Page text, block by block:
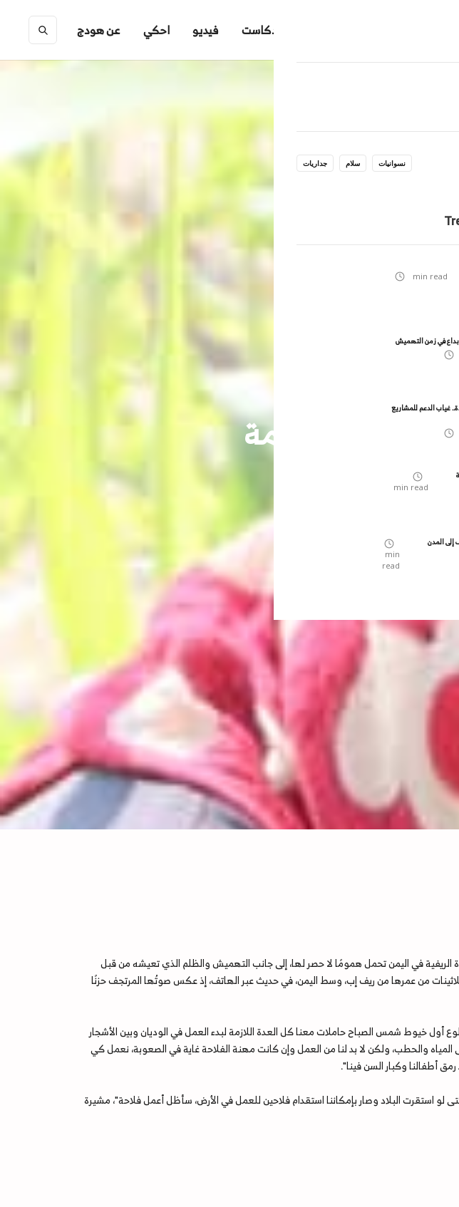
عن هودج احكي فيديو بودكاست
جداريات سلام نسوانيات
min read
في زمن التهميش
غياب الدعم للمشاريع
min read
min
read
مأساة متفاقمة
الريفية في اليمن تحمل همومًا لا حصر لها، إلى جانب التهميش والظلم الذي تعيشه من قبل
من عمرها من ريف إب، وسط اليمن، في حديث عبر الهاتف، إذ عكس صوتُها المرتجف حزنًا
خيوط شمس الصباح حاملات معنا كل العدة اللازمة لبدء العمل في الوديان وبين الأشجار
والحطب، ولكن لا بد لنا من العمل وإن كانت مهنة الفلاحة غاية في الصعوبة، نعمل كي
أطفالنا وكبار السن فينا".
لو استقرت البلاد وصار بإمكاننا استقدام فلاحين للعمل في الأرض، سأظل أعمل فلاحة"، مشيرة